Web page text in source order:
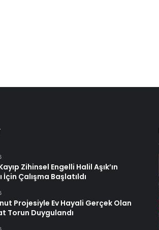
Zihinsel Engelli Halil Aşık’ın
İçin Çalışma Başlatıldı
Projesiyle Ev Hayali Gerçek Olan
Torun Duygulandı